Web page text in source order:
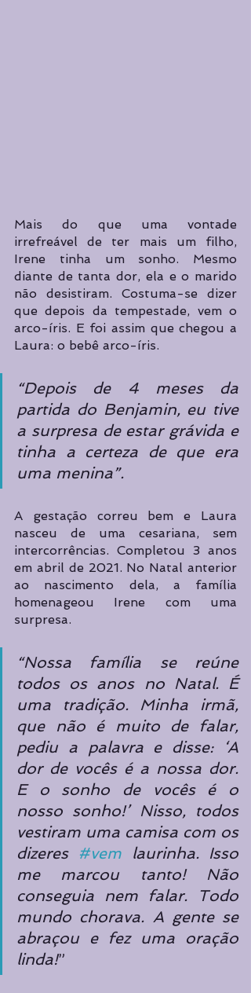
Mais do que uma vontade
irrefreável de ter mais um filho,
Irene tinha um sonho. Mesmo
diante de tanta dor, ela e o marido
não desistiram. Costuma-se dizer
que depois da tempestade, vem o
arco-íris. E foi assim que chegou a
Laura: o bebê arco-íris.
“Depois de 4 meses da
partida do Benjamin, eu tive
a surpresa de estar grávida e
tinha a certeza de que era
uma menina”.
A gestação correu bem e Laura
nasceu de uma cesariana, sem
intercorrências. Completou 3 anos
em abril de 2021. No Natal anterior
ao nascimento dela, a família
homenageou Irene com uma
surpresa.
“Nossa família se reúne
todos os anos no Natal. É
uma tradição. Minha irmã,
que não é muito de falar,
pediu a palavra e disse: ‘A
dor de vocês é a nossa dor.
E o sonho de vocês é o
nosso sonho!’ Nisso, todos
vestiram uma camisa com os
dizeres #vem laurinha. Isso
me marcou tanto! Não
conseguia nem falar. Todo
mundo chorava. A gente se
abraçou e fez uma oração
linda!”